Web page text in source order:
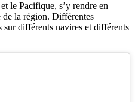
le Pacifique, s’y rendre en
de la région. Différentes
sur différents navires et différents